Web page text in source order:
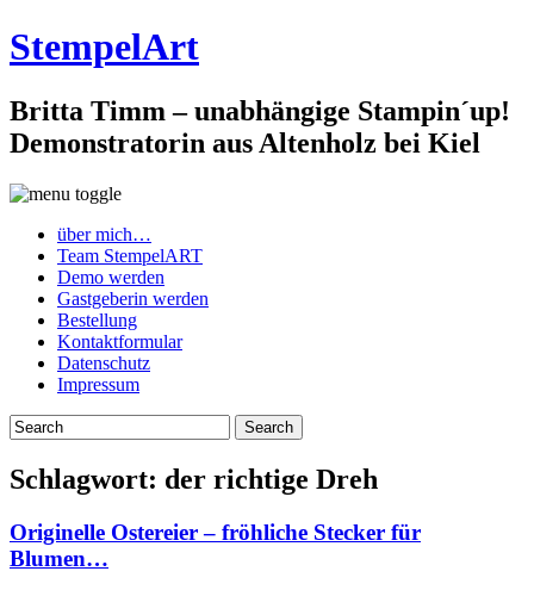
StempelArt
Britta Timm – unabhängige Stampin´up!
Demonstratorin aus Altenholz bei Kiel
über mich…
Team StempelART
Demo werden
Gastgeberin werden
Bestellung
Kontaktformular
Datenschutz
Impressum
Schlagwort: der richtige Dreh
Originelle Ostereier – fröhliche Stecker für
Blumen…